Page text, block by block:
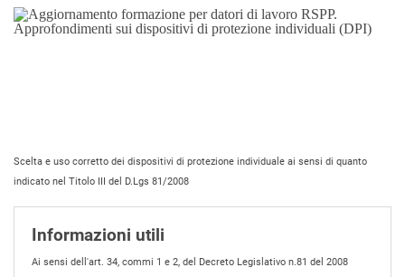
Scelta e uso corretto dei dispositivi di protezione individuale ai sensi di quanto
indicato nel Titolo III del D.Lgs 81/2008
Informazioni utili
Ai sensi dell'art. 34, commi 1 e 2, del Decreto Legislativo n.81 del 2008